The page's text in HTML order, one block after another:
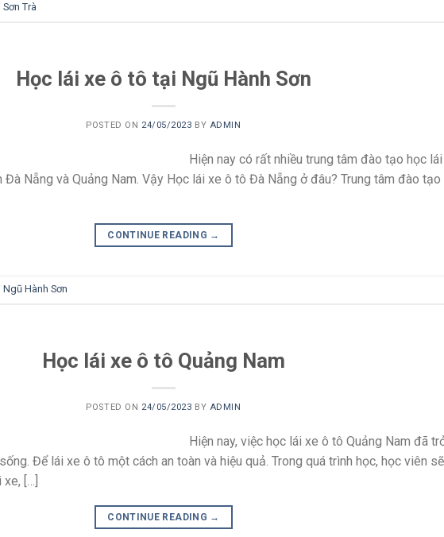
Trà
Học lái xe ô tô tại Ngũ Hành Sơn
POSTED ON 24/05/2023 BY ADMIN
Hiện nay có rất nhiều trung tâm đào tạo học
Đà Nẵng và Quảng Nam. Vậy Học lái xe ô tô Đà Nẵng ở đâu? Trung tâm đào
CONTINUE READING →
Hành Sơn
Học lái xe ô tô Quảng Nam
POSTED ON 24/05/2023 BY ADMIN
Hiện nay, việc học lái xe ô tô Quảng Nam đã
Để lái xe ô tô một cách an toàn và hiệu quả. Trong quá trình học, học viên
[…]
CONTINUE READING →